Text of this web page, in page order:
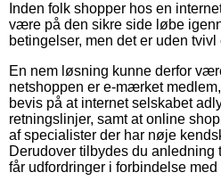
Inden folk shopper hos en
være på den sikre side løbe
betingelser, men det er uden
En nem løsning kunne derfor
netshoppen er e-mærket
bevis på at internet selskabet
retningslinjer, samt at online
af specialister der har nøje
Derudover tilbydes du
får udfordringer i forbindelse med